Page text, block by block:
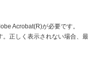
Acrobat(R)が必要です。
正しく表示されない場合、